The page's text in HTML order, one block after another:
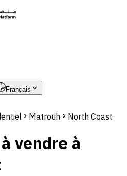
Français
Matrouh North Coast
vendre à